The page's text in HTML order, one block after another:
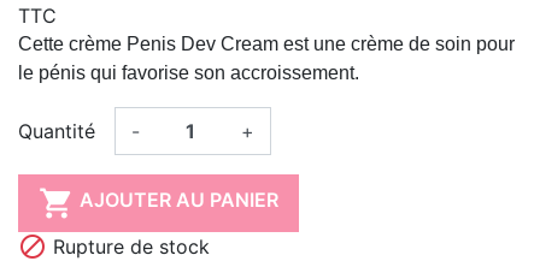
TTC
Cette crème Penis Dev Cream est une crème de soin pour
le pénis qui favorise son accroissement.
Quantité - +
 AJOUTER AU PANIER
 Rupture de stock